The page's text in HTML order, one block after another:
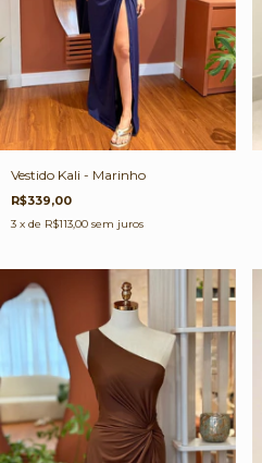
Vestido Kali - Marinho
R$339,00
3 x de R$113,00 sem juros